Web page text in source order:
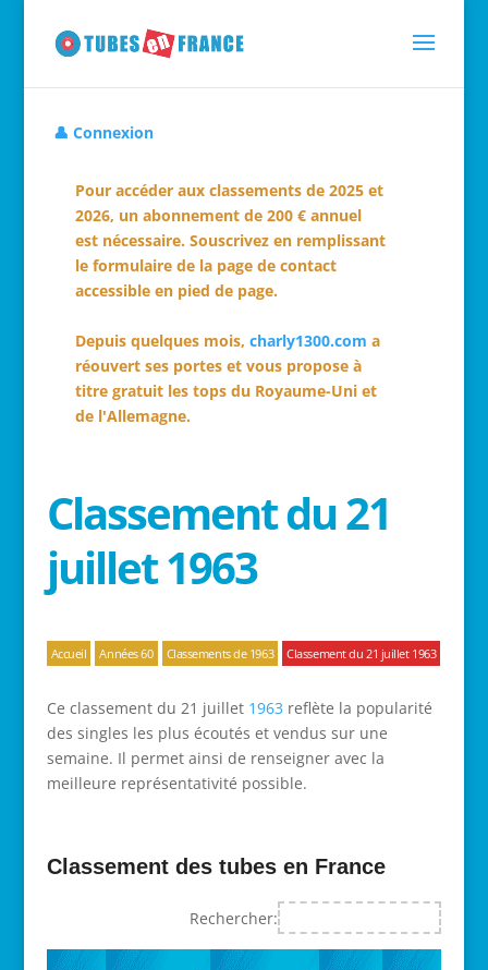
👤 Connexion
Pour accéder aux classements de 2025 et
2026, un abonnement de 200 € annuel
est nécessaire. Souscrivez en remplissant
le formulaire de la page de contact
accessible en pied de page.
Depuis quelques mois, charly1300.com a
réouvert ses portes et vous propose à
titre gratuit les tops du Royaume-Uni et
de l'Allemagne.
Classement du 21
juillet 1963
Accueil Années 60 Classements de 1963 Classement du 21 juillet 1963
Ce classement du 21 juillet 1963 reflète la popularité
des singles les plus écoutés et vendus sur une
semaine. Il permet ainsi de renseigner avec la
meilleure représentativité possible.
Classement des tubes en France
Rechercher: